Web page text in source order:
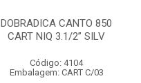
DOBRADICA CANTO 850
CART NIQ 3.1/2” SILV
Código: 4104
Embalagem: CART C/03